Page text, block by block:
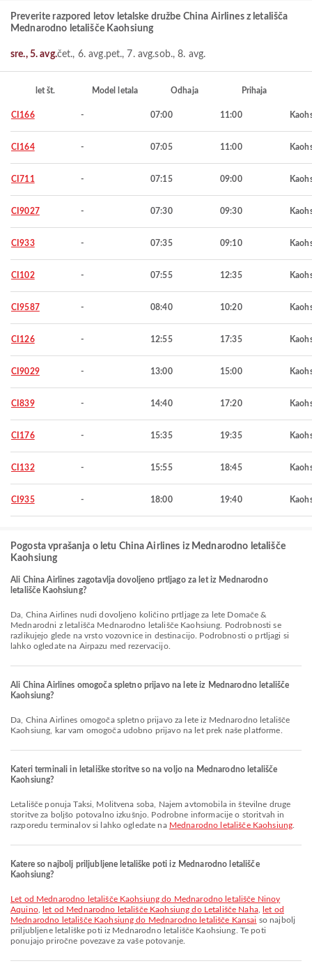
Preverite razpored letov letalske družbe China Airlines z letališča
Mednarodno letališče Kaohsiung
sre., 5. avg.čet., 6. avg.pet., 7. avg.sob., 8. avg.
let št. Model letala Odhaja Prihaja
CI166 - 07:00 11:00
CI164 - 07:05 11:00
CI711 - 07:15 09:00
CI9027 - 07:30 09:30
CI933 - 07:35 09:10
CI102 - 07:55 12:35
CI9587 - 08:40 10:20
CI126 - 12:55 17:35
CI9029 - 13:00 15:00
CI839 - 14:40 17:20
CI176 - 15:35 19:35
CI132 - 15:55 18:45
CI935 - 18:00 19:40
Pogosta vprašanja o letu China Airlines iz Mednarodno letališče
Kaohsiung
Ali China Airlines zagotavlja dovoljeno prtljago za let iz Mednarodno
letališče Kaohsiung?
Da, China Airlines nudi dovoljeno količino prtljage za lete Domače &
Mednarodni z letališča Mednarodno letališče Kaohsiung. Podrobnosti se
razlikujejo glede na vrsto vozovnice in destinacijo. Podrobnosti o prtljagi si
lahko ogledate na Airpazu med rezervacijo.
Ali China Airlines omogoča spletno prijavo na lete iz Mednarodno letališče
Kaohsiung?
Da, China Airlines omogoča spletno prijavo za lete iz Mednarodno letališče
Kaohsiung, kar vam omogoča udobno prijavo na let prek naše platforme.
Kateri terminali in letališke storitve so na voljo na Mednarodno letališče
Kaohsiung?
Letališče ponuja Taksi, Molitvena soba, Najem avtomobila in številne druge
storitve za boljšo potovalno izkušnjo. Podrobne informacije o storitvah in
razporedu terminalov si lahko ogledate na Mednarodno letališče Kaohsiung
Katere so najbolj priljubljene letališke poti iz Mednarodno letališče
Kaohsiung?
let od Mednarodno letališče Kaohsiung do Mednarodno letališče Ninoy
Aquino, let od Mednarodno letališče Kaohsiung do Letališče Naha,
let od
Mednarodno letališče Kaohsiung do Mednarodno letališče Kansai so najbolj
priljubljene letališke poti iz Mednarodno letališče Kaohsiung. Te poti
ponujajo priročne povezave za vaše potovanje.